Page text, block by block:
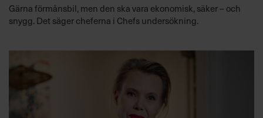
Gärna förmånsbil, men den ska vara ekonomisk, säker – och
snygg. Det säger cheferna i Chefs undersökning.